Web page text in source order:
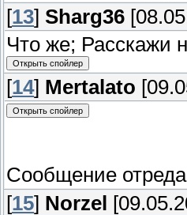
[13] Sharg36
Что же; Расскажи
[14] Mertalato
Сообщение
[15] Norzel